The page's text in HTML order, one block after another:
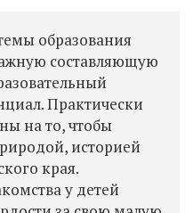
образования
составляющую
Практически
на то, чтобы
историей
края.
у детей